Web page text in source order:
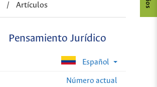
/ Artículos
Pensamiento Jurídico
Español
Número actual